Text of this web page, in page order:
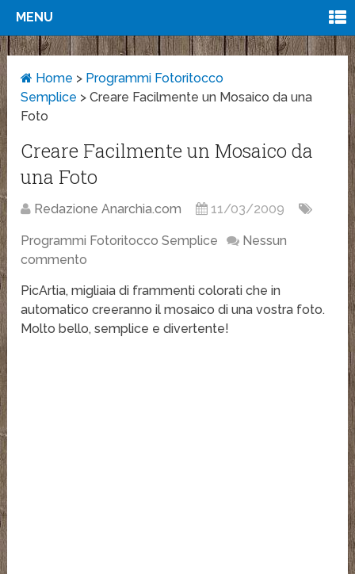
MENU
Home > Programmi Fotoritocco
Semplice >Creare Facilmente un Mosaico da una
Foto
Creare Facilmente un Mosaico da
una Foto
Redazione Anarchia.com 11/03/2009
Programmi Fotoritocco Semplice
Nessun
commento
PicArtia, migliaia di frammenti colorati che in
automatico creeranno il mosaico di una vostra foto.
Molto bello, semplice e divertente!